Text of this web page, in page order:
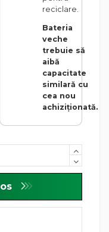
reciclare.
Bateria
veche
trebuie să
aibă
capacitate
similară cu
cea nou
achiziționată.